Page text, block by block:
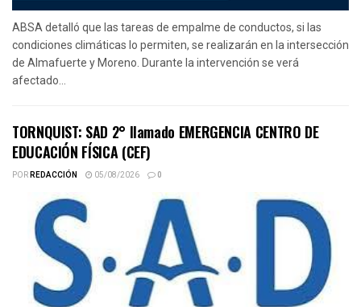
ABSA detalló que las tareas de empalme de conductos, si las
condiciones climáticas lo permiten, se realizarán en la intersección
de Almafuerte y Moreno. Durante la intervención se verá
afectado...
TORNQUIST: SAD 2° llamado EMERGENCIA CENTRO DE
EDUCACIÓN FÍSICA (CEF)
PORREDACCIÓN 05/08/2026 0